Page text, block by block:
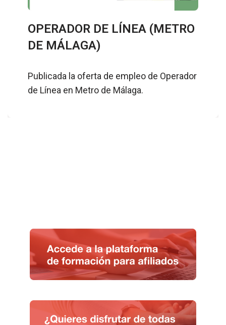
OPERADOR DE LÍNEA (METRO
DE MÁLAGA)
Publicada la oferta de empleo de Operador
de Línea en Metro de Málaga.